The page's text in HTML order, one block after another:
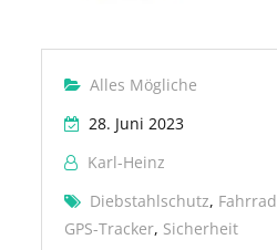
Alles Mögliche
28. Juni 2023
Karl-Heinz
Diebstahlschutz, Fahrrad
GPS-Tracker, Sicherheit